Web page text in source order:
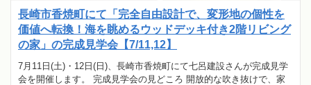
長崎市香焼町にて「完全自由設計で、変形地の個性を
価値へ転換！海を眺めるウッドデッキ付き2階リビング
の家」の完成見学会【7/11,12】
7月11日(土)・12日(日)、長崎市香焼町にて七呂建設さんが完成見学
会を開催します。 完成見学会の見どころ 開放的な吹き抜けで、家